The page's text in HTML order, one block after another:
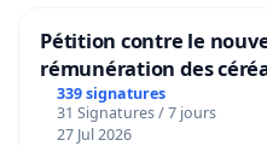
Pétition contre le
rémunération des
granum basé sur la
339 signatures
31 Signatures / 7 jours
27 Jul 2026